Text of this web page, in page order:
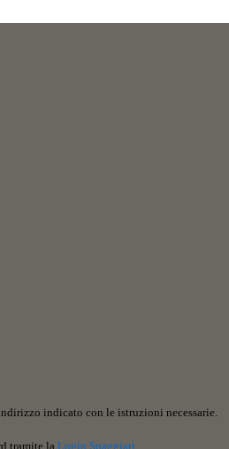
indicato con le istruzioni necessarie.
tramite la Login Spaggiari